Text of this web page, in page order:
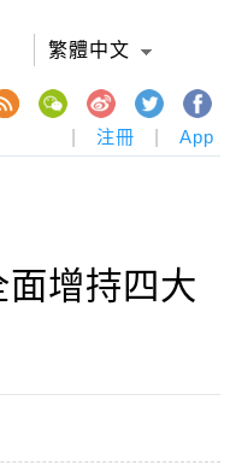
繁體中文
注冊 App
增持四大